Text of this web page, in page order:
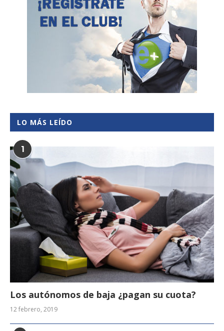
LO MÁS LEÍDO
1
Los autónomos de baja ¿pagan su cuota?
12 febrero, 2019